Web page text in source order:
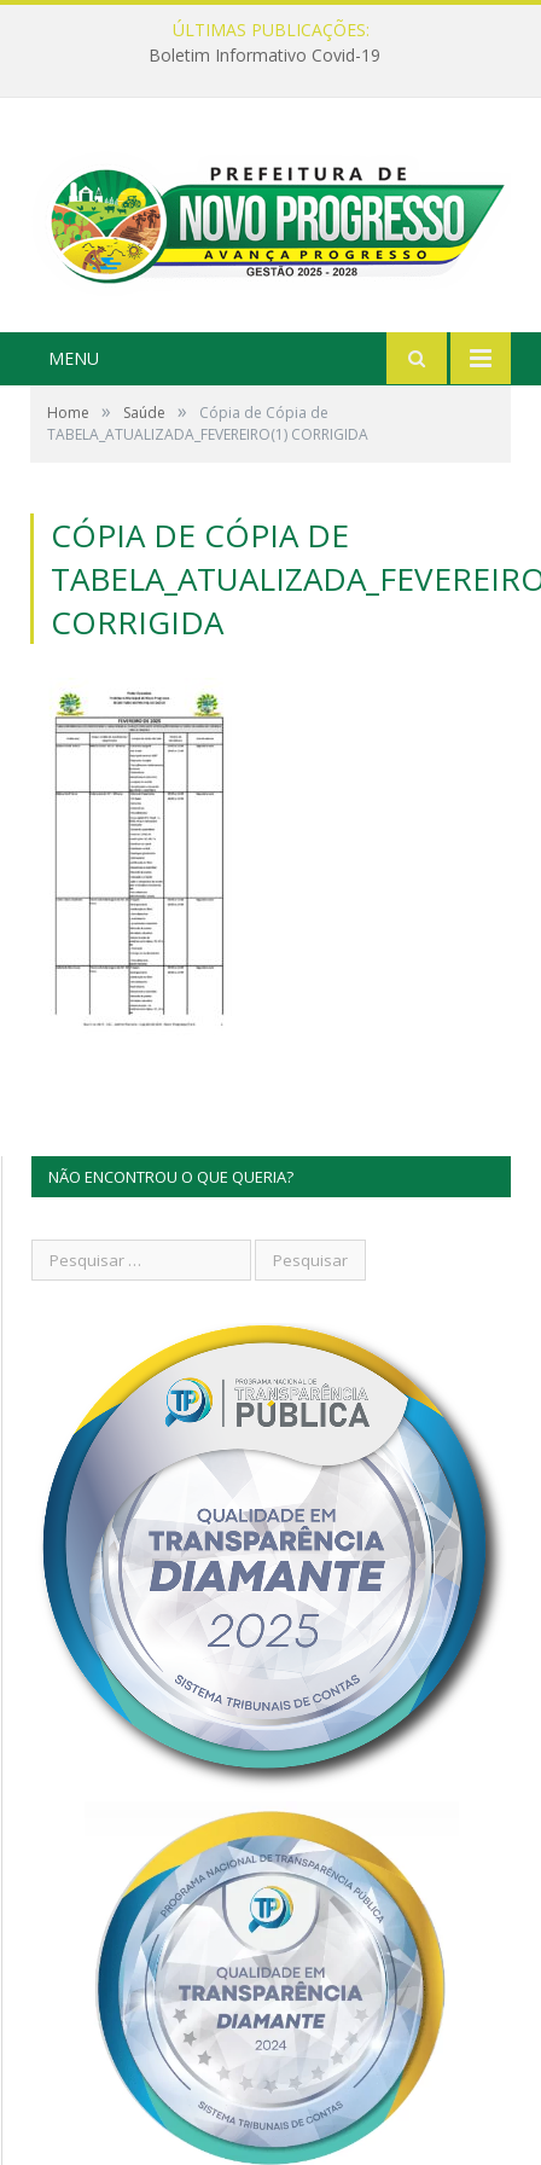
ÚLTIMAS PUBLICAÇÕES:
Boletim Informativo Covid-19
MENU
Home » Saúde »
Cópia de Cópia de
TABELA_ATUALIZADA_FEVEREIRO(1) CORRIGIDA
CÓPIA DE CÓPIA DE
CORRIGIDA
NÃO ENCONTROU O QUE QUERIA?